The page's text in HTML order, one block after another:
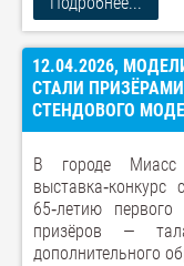
12.04.2026,
СТАЛИ
СТЕНДОВОГО
В городе Миасс
выставка‑конкурс
65‑летию
призёров —
дополнительного